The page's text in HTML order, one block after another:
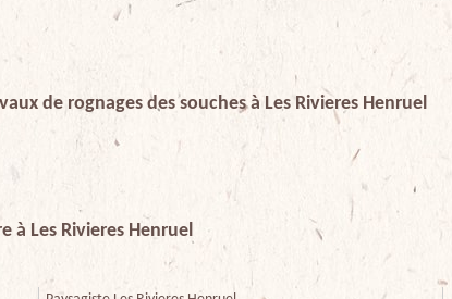
de rognages des souches à Les Rivieres Henruel
à Les Rivieres Henruel